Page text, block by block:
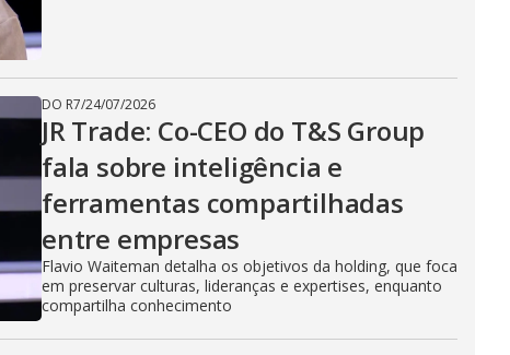
DO R7/24/07/2026
JR Trade: Co-CEO do T&S Group
fala sobre inteligência e
ferramentas compartilhadas
entre empresas
Flavio Waiteman detalha os objetivos da holding, que foca
em preservar culturas, lideranças e expertises, enquanto
compartilha conhecimento